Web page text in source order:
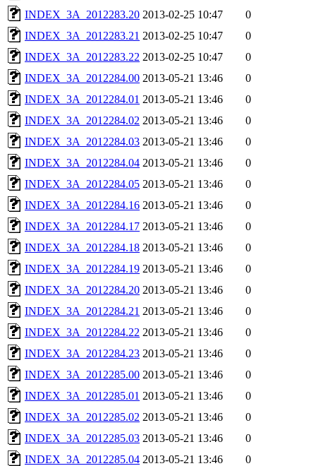
INDEX_3A_2012283.20 2013-02-25 10:47
0
INDEX_3A_2012283.21 2013-02-25 10:47
0
INDEX_3A_2012283.22 2013-02-25 10:47
0
INDEX_3A_2012284.00 2013-05-21 13:46
0
INDEX_3A_2012284.01 2013-05-21 13:46
0
INDEX_3A_2012284.02 2013-05-21 13:46
0
INDEX_3A_2012284.03 2013-05-21 13:46
0
INDEX_3A_2012284.04 2013-05-21 13:46
0
INDEX_3A_2012284.05 2013-05-21 13:46
0
INDEX_3A_2012284.16 2013-05-21 13:46
0
INDEX_3A_2012284.17 2013-05-21 13:46
0
INDEX_3A_2012284.18 2013-05-21 13:46
0
INDEX_3A_2012284.19 2013-05-21 13:46
0
INDEX_3A_2012284.20 2013-05-21 13:46
0
INDEX_3A_2012284.21 2013-05-21 13:46
0
INDEX_3A_2012284.22 2013-05-21 13:46
0
INDEX_3A_2012284.23 2013-05-21 13:46
0
INDEX_3A_2012285.00 2013-05-21 13:46
0
INDEX_3A_2012285.01 2013-05-21 13:46
0
INDEX_3A_2012285.02 2013-05-21 13:46
0
INDEX_3A_2012285.03 2013-05-21 13:46
0
INDEX_3A_2012285.04 2013-05-21 13:46
0